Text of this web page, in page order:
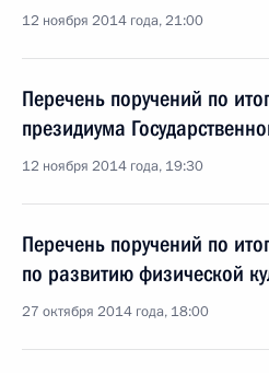
12 ноября 2014 года, 21:00
Перечень поручений по
президиума
12 ноября 2014 года, 19:30
Перечень поручений по
по развитию физической
27 октября 2014 года, 18:00